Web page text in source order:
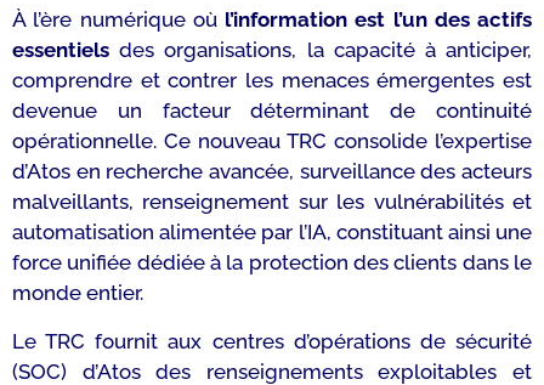
À l’ère numérique où l’information est l’un des actifs
essentiels des organisations, la capacité à anticiper,
comprendre et contrer les menaces émergentes est
devenue un facteur déterminant de continuité
opérationnelle. Ce nouveau TRC consolide l’expertise
d’Atos en recherche avancée, surveillance des acteurs
malveillants, renseignement sur les vulnérabilités et
automatisation alimentée par l’IA, constituant ainsi une
force unifiée dédiée à la protection des clients dans le
monde entier.
Le TRC fournit aux centres d’opérations de sécurité
(SOC) d’Atos des renseignements exploitables et